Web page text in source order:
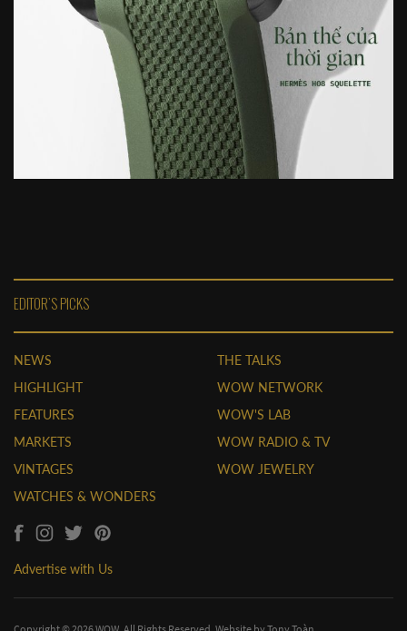
EDITOR'S PICKS
NEWS
HIGHLIGHT
FEATURES
MARKETS
VINTAGES
WATCHES & WONDERS
THE TALKS
WOW NETWORK
WOW'S LAB
WOW RADIO & TV
WOW JEWELRY
Advertise with Us